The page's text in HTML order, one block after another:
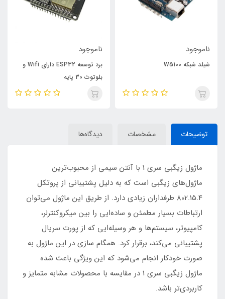
ناموجود
شیلد شبکه W5100
ناموجود
برد توسعه ESP32 دارای Wifi و
بلوتوث 30 پایه
توضیحات مشخصات دیدگاه‌ها
ماژول زيگبي سری 1 با آنتن سیمی از محبوب‌ترین
ماژول‌‌های زیگبی است که به دلیل پشتیبانی از پروتکل
802.15.4 طرفداران زیادی دارد. از طریق این ماژول می‌توان
ارتباطات بسیار مطمئن و ساده‌ایی را بین میکروکنترلر‌،
کامپیوتر، سیستم‌ها و هر وسیله‌ایی که از پورت سریال
پشتیبانی می‌کند، برقرار کرد. همگام سازی در این ماژول به
صورت خودکار انجام می‌شود که این ویژگی باعث شده
ماژول زیگبی سری 1 در مقایسه با محصولات مشابه متمایز و
کاربردی‌تر باشد.